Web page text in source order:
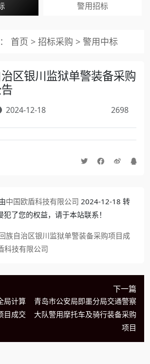
警用招标
首页 > 招标采购 > 警用中标
区银川监狱单警装备采购
2024-12-18 2698
中国欧盾科技有限公司 2024-12-18 转
了您的权益，请于本站联系！
族自治区银川监狱单警装备采购项目成
科技有限公司
局计算
目成交
下一篇
青岛市公安局即墨分局交通警察
大队警用摩托车及骑行装备采购
项目